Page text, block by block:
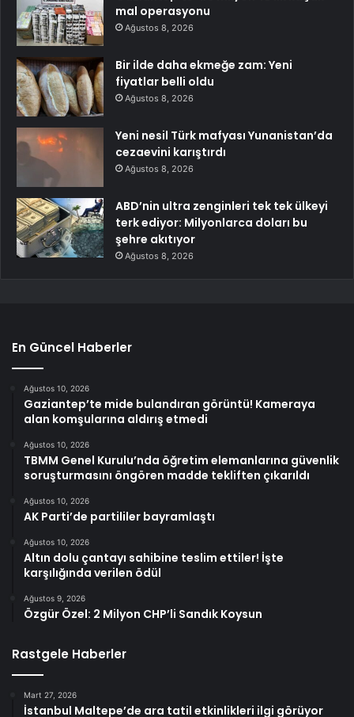
mal operasyonu
Ağustos 8, 2026
Bir ilde daha ekmeğe zam: Yeni
fiyatlar belli oldu
Ağustos 8, 2026
Yeni nesil Türk mafyası Yunanistan’da
cezaevini karıştırdı
Ağustos 8, 2026
ABD’nin ultra zenginleri tek tek ülkeyi
terk ediyor: Milyonlarca doları bu
şehre akıtıyor
Ağustos 8, 2026
En Güncel Haberler
Ağustos 10, 2026
Gaziantep’te mide bulandıran görüntü! Kameraya
alan komşularına aldırış etmedi
Ağustos 10, 2026
TBMM Genel Kurulu’nda öğretim elemanlarına güvenlik
soruşturmasını öngören madde tekliften çıkarıldı
Ağustos 10, 2026
AK Parti’de partililer bayramlaştı
Ağustos 10, 2026
Altın dolu çantayı sahibine teslim ettiler! İşte
karşılığında verilen ödül
Ağustos 9, 2026
Özgür Özel: 2 Milyon CHP’li Sandık Koysun
Rastgele Haberler
Mart 27, 2026
İstanbul Maltepe’de ara tatil etkinlikleri ilgi görüyor